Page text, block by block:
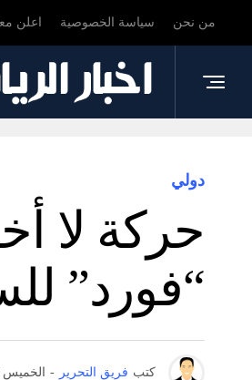
من نحن سياسة الخصوصية اعلن
دولي
حركة لا
“فورد”
كتب فريق التحرير - الخميس 15 يناير 3:04 ص